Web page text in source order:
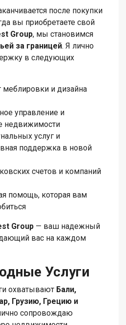
после покупки
вы приобретаете свой
Group, мы становимся
за границей. Я лично
в следующих
и дизайна
управление и
недвижимости
услуг и
поддержка в новой
счетов и компаний
помощь, которая вам
Group — ваш надежный
вас на каждом
Услуги
охватывают Бали,
Грузию, Грецию и
сопровождаю